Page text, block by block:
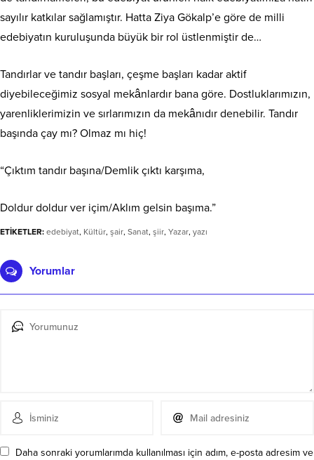
sayılır katkılar sağlamıştır. Hatta Ziya Gökalp’e göre de milli
edebiyatın kuruluşunda büyük bir rol üstlenmiştir de…
Tandırlar ve tandır başları, çeşme başları kadar aktif
diyebileceğimiz sosyal mekânlardır bana göre. Dostluklarımızın,
yarenliklerimizin ve sırlarımızın da mekânıdır denebilir. Tandır
başında çay mı? Olmaz mı hiç!
“Çıktım tandır başına/Demlik çıktı karşıma,
Doldur doldur ver içim/Aklım gelsin başıma.”
ETİKETLER: edebiyat, Kültür, şair, Sanat, şiir, Yazar, yazı
Yorumlar
Daha sonraki yorumlarımda kullanılması için adım, e-posta adresim ve